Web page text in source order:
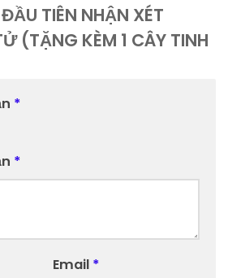
TIÊN NHẬN XÉT
(TẶNG KÈM 1 CÂY TINH
*
*
Email *